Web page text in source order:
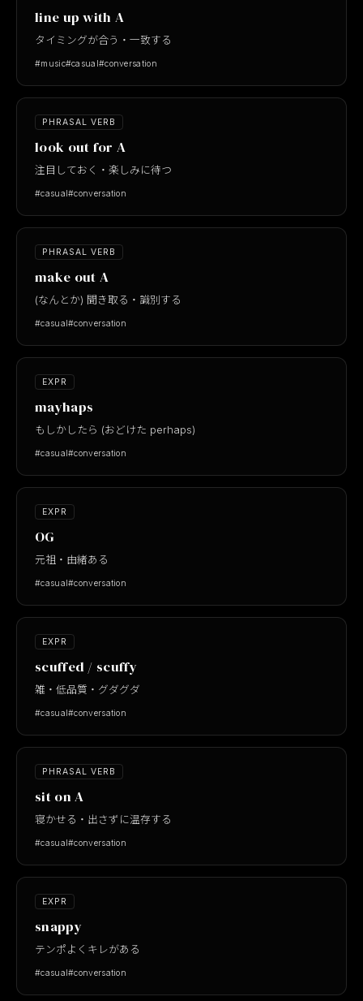
line up with A
タイミングが合う・一致する
#music#casual#conversation
PHRASAL VERB
look out for A
注目しておく・楽しみに待つ
#casual#conversation
PHRASAL VERB
make out A
(なんとか) 聞き取る・識別する
#casual#conversation
EXPR
mayhaps
もしかしたら (おどけた perhaps)
#casual#conversation
EXPR
OG
元祖・由緒ある
#casual#conversation
EXPR
scuffed / scuffy
雑・低品質・グダグダ
#casual#conversation
PHRASAL VERB
sit on A
寝かせる・出さずに温存する
#casual#conversation
EXPR
snappy
テンポよくキレがある
#casual#conversation